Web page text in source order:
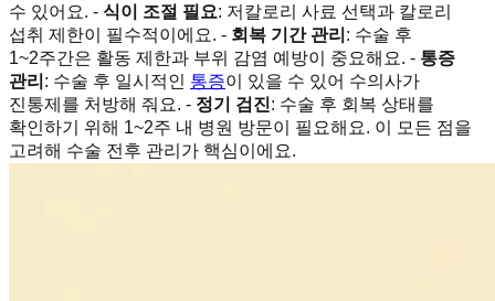
수 있어요. - 식이 조절 필요: 저칼로리 사료 선택과 칼로리
섭취 제한이 필수적이에요. - 회복 기간 관리 : 수술 후
1~2주간은 활동 제한과 부위 감염 예방이 중요해요. - 통증
관리 : 수술 후 일시적인 통증이 있을 수 있어 수의사가
진통제를 처방해 줘요. - 정기 검진: 수술 후 회복 상태를
확인하기 위해 1~2주 내 병원 방문이 필요해요. 이 모든 점을
고려해 수술 전후 관리가 핵심이에요.